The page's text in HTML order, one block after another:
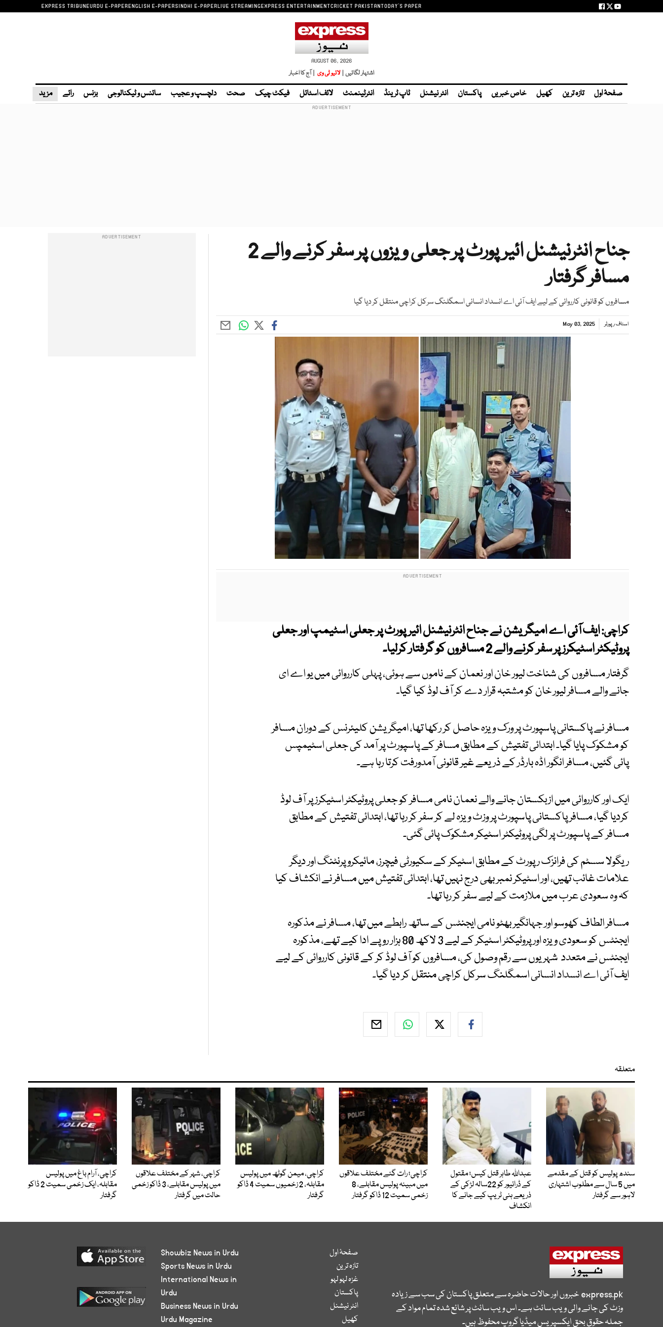
EXPRESS TRIBUNEURDU E-PAPERENGLISH E-PAPERSINDHI E-PAPERLIVE STREAMINGEXPRESS ENTERTAINMENTCRICKET PAKISTANTODAY'S PAPER
AUGUST 06, 2026
اشتہار لگائیں | لائیو ٹی وی | آج کا اخبار
صفحۂ اول تازہ ترین کھیل خاص خبریں پاکستان انٹر نیشنل ٹاپ ٹرینڈ انٹرٹینمنٹ لائف اسٹائل فیکٹ چیک صحت دلچسپ و عجیب سائنس و ٹیکنالوجی بزنس رائے مزید
جناح انٹرنیشنل ائیرپورٹ پر جعلی ویزوں پر سفر کرنے والے 2
مسافر گرفتار
مسافروں کو قانونی کارروائی کے لیے ایف آئی اے انسداد انسانی اسمگلنگ سرکل کراچی منتقل کر دیا گیا
اسٹاف رپورٹر May 03, 2025
کراچی:ایف آئی اے امیگریشن نے جناح انٹرنیشنل ائیرپورٹ پر جعلی اسٹیمپ اور جعلی
پروٹیکٹر اسٹیکرز پر سفر کرنے والے 2 مسافروں کو گرفتار کرلیا۔
گرفتار مسافروں کی شناخت لیور خان اور نعمان کے ناموں سے ہوئی، پہلی کارروائی میں یو اے ای
جانے والے مسافر لیور خان کو مشتبہ قرار دے کر آف لوڈ کیا گیا۔
مسافر نے پاکستانی پاسپورٹ پر ورک ویزہ حاصل کر رکھا تھا، امیگریشن کلیئرنس کے دوران مسافر
کو مشکوک پایا گیا۔ ابتدائی تفتیش کے مطابق مسافر کے پاسپورٹ پر آمد کی جعلی اسٹیمپس
پائی گئیں، مسافر انگور اڈہ بارڈر کے ذریعے غیر قانونی آمدورفت کرتا رہا ہے۔
ایک اور کارروائی میں ازبکستان جانے والے نعمان نامی مسافر کو جعلی پروٹیکٹر اسٹیکرز پر آف لوڈ
کردیا گیا، مسافر پاکستانی پاسپورٹ پر وزٹ ویزہ لے کر سفر کر رہا تھا، ابتدائی تفتیش کے مطابق
مسافر کے پاسپورٹ پر لگی پروٹیکٹر اسٹیکر مشکوک پائی گئی۔
ریگولا سسٹم کی فرانزک رپورٹ کے مطابق اسٹیکر کے سکیورٹی فیچرز، مائیکرو پرنٹنگ اور دیگر
علامات غائب تھیں، اور اسٹیکر نمبر بھی درج نہیں تھا، ابتدائی تفتیش میں مسافر نے انکشاف کیا
کہ وہ سعودی عرب میں ملازمت کے لیے سفر کر رہا تھا۔
مسافر الطاف کھوسو اور جہانگیر بھٹو نامی ایجنٹس کے ساتھ رابطے میں تھا، مسافر نے مذکورہ
ایجنٹس کو سعودی ویزہ اور پروٹیکٹر اسٹیکر کے لیے 3 لاکھ 80 ہزار روپے ادا کیے تھے، مذکورہ
ایجنٹس نے متعدد شہریوں سے رقم وصول کی، مسافروں کو آف لوڈ کر کے قانونی کارروائی کے لیے
ایف آئی اے انسداد انسانی اسمگلنگ سرکل کراچی منتقل کر دیا گیا۔
متعلقہ
سندھ پولیس کو قتل کے مقدمے
میں 5 سال سے مطلوب اشتہاری
لاہور سے گرفتار
عبداللہ طاہر قتل کیس؛ مقتول
کے ڈرائیور کو 22سالہ لڑکی کے
ذریعے ہنی ٹریپ کیے جانے کا
انکشاف
کراچی؛ رات گئے مختلف علاقوں
میں مبینہ پولیس مقابلے، 8
زخمی سمیت 12 ڈاکو گرفتار
کراچی، میمن گوٹھ میں پولیس
مقابلہ، 2 زخمیوں سمیت 4 ڈاکو
گرفتار
کراچی، شہر کے مختلف علاقوں
میں پولیس مقابلے، 3 ڈاکو زخمی
حالت میں گرفتار
کراچی، آرام باغ میں پولیس
مقابلہ، ایک زخمی سمیت 2 ڈاکو
گرفتار
express.pkخبروں اور حالات حاضرہ سے متعلق پاکستان کی سب سے زیادہ
وزٹ کی جانے والی ویب سائٹ ہے۔ اس ویب سائٹ پر شائع شدہ تمام مواد کے
جملہ حقوق بحق ایکسپریس میڈیا گروپ محفوظ ہیں۔
صفحۂ اول
تازہ ترین
غزہ لہو لہو
پاکستان
انٹر نیشنل
کھیل
Showbiz News in Urdu
Sports News in Urdu
International News in
Urdu
Business News in Urdu
Urdu Magazine